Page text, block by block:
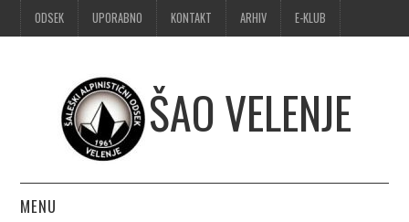
ODSEK UPORABNO KONTAKT ARHIV E-KLUB
ŠAO VELENJE
MENU